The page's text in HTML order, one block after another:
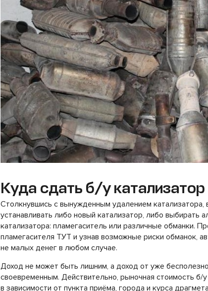
Куда сдать б/у катализатор
Столкнувшись с вынужденным удалением катализатора,
устанавливать либо новый катализатор, либо выбирать
катализатора: пламегаситель или различные обманки.
пламегасителя ТУТ и узнав возможные риски обманок,
не малых денег в любом случае.
Доход не может быть лишним, а доход от уже
своевременным. Действительно, рыночная стоимость б/
в зависимости от пункта приёма, города и курса